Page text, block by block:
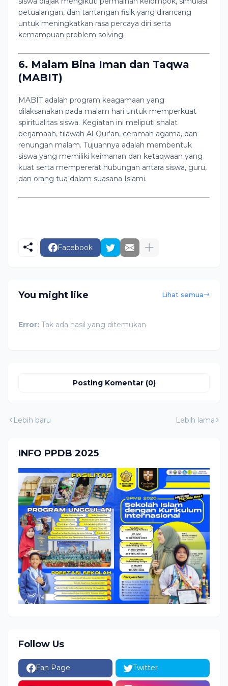
petualangan, dan tantangan fisik yang dirancang
untuk meningkatkan rasa percaya diri serta
kemampuan problem solving.
6. Malam Bina Iman dan Taqwa
(MABIT)
MABIT adalah program keagamaan yang
dilaksanakan pada malam hari untuk memperkuat
spiritualitas siswa. Kegiatan ini meliputi shalat
berjamaah, tilawah Al-Qur'an, ceramah agama, dan
renungan malam. Tujuannya adalah membentuk
siswa yang memiliki keimanan dan ketaqwaan yang
kuat serta mempererat hubungan antara siswa, guru,
dan orang tua dalam suasana Islami.
Facebook
You might like Lihat semua
Error: Tak ada hasil yang ditemukan
Posting Komentar (0)
Lebih baru Lebih lama
INFO PPDB 2025
Follow Us
Fan Page Twitter